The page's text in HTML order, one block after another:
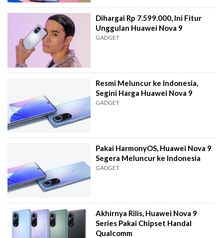
Dihargai Rp 7.599.000, Ini Fitur
Unggulan Huawei Nova 9
GADGET
Resmi Meluncur ke Indonesia,
Segini Harga Huawei Nova 9
GADGET
Pakai HarmonyOS, Huawei Nova 9
Segera Meluncur ke Indonesia
GADGET
Akhirnya Rilis, Huawei Nova 9
Series Pakai Chipset Handal
Qualcomm